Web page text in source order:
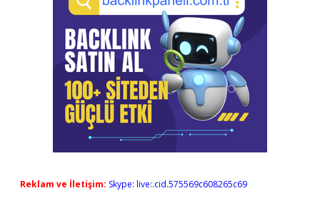
Reklam ve İletişim: Skype: live:.cid.575569c608265c69